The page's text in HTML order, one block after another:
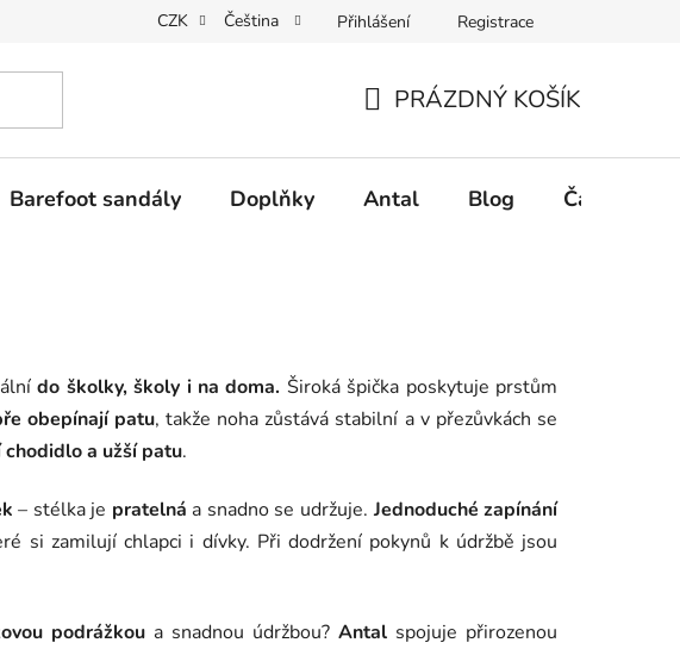
Vrácení tovaru a reklamace Velkoobchodní spolupráce
CZK Čeština Přihlášení Registrace
KOŠÍK
PRÁZDNÝ KOŠÍK
Barefoot sandály Doplňky Antal Blog Často
do školky, školy i na doma. Široká špička poskytuje prstům
obepínají patu, takže noha zůstává stabilní a v přezůvkách se
a užší patu.
– stélka je pratelná a snadno se udržuje. Jednoduché zapínání
si zamilují chlapci i dívky. Při dodržení pokynů k údržbě jsou
podrážkou a snadnou údržbou? Antal spojuje přirozenou